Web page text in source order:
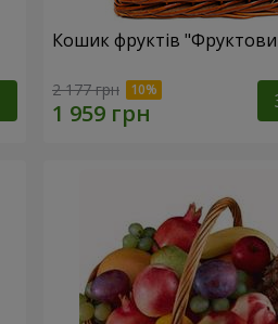
Кошик фруктів
2 177 грн